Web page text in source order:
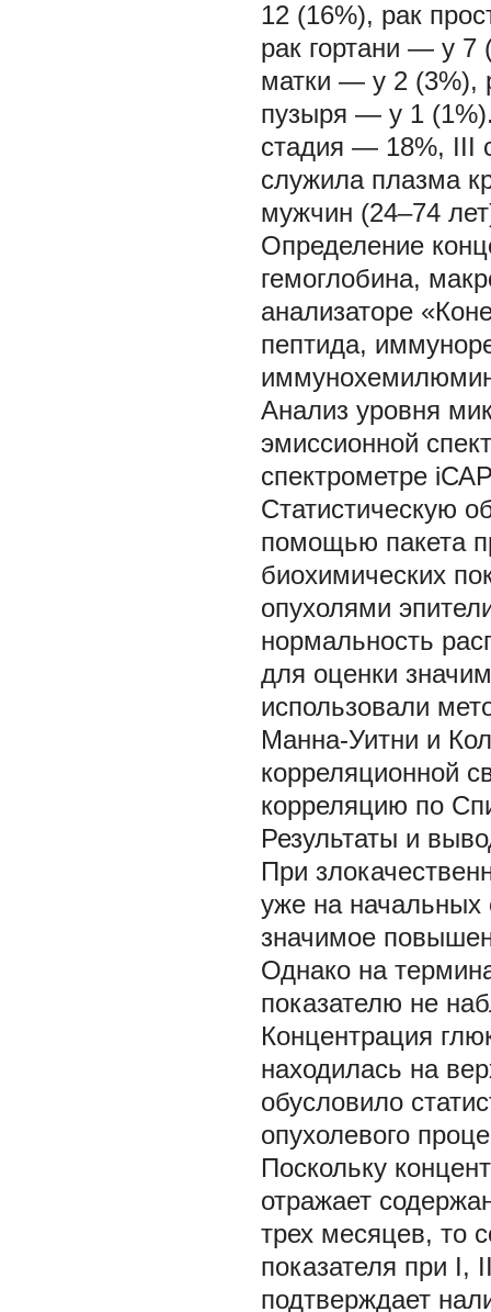
12 (16%), рак
рак гортани — у 7
матки — у 2 (3%),
пузыря — у 1
стадия — 18%, III
служила плазма
мужчин (24–74
Определение
гемоглобина,
анализаторе
пептида,
Анализ уровня
эмиссионной
спектрометре
Статистическую
помощью пакета
биохимических
опухолями
нормальность
для оценки
использовали
Манна-Уитни и
корреляционной
корреляцию по
Результаты и
При
уже на начальных
значимое
Однако на
показателю не
Концентрация
находилась на
обусловило
опухолевого
Поскольку
отражает
трех месяцев, то
показателя при I,
подтверждает